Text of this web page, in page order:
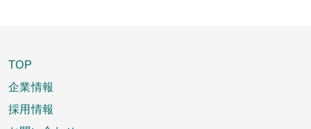
TOP
企業情報
採用情報